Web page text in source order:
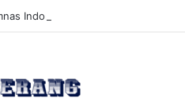
Indonesia U-17 Tereliminasi,